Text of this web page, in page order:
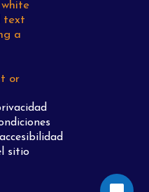
sitio